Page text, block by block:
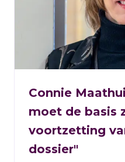
Connie
moet de basis
voortzetting
dossier"